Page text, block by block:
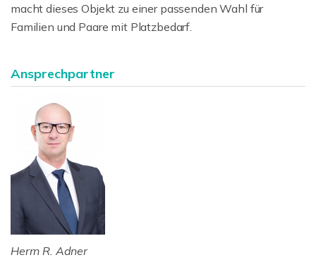
macht dieses Objekt zu einer passenden Wahl für
Familien und Paare mit Platzbedarf.
Ansprechpartner
Herrn R. Adner